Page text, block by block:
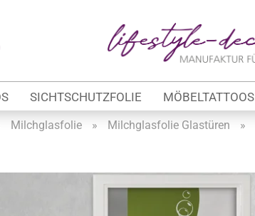
SICHTSCHUTZFOLIE MÖBELTATTOOS
Milchglasfolie » Milchglasfolie Glastüren »